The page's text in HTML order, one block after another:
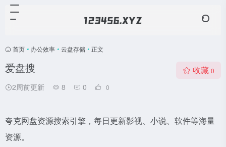
首页 • 办公效率 • 云盘存储 • 正文
爱盘搜
2周前更新 8 0 0
收藏 0
夸克网盘资源搜索引擎，每日更新影视、小说、软件等海量
资源。